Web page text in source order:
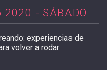
- SÁBADO
experiencias de
volver a rodar